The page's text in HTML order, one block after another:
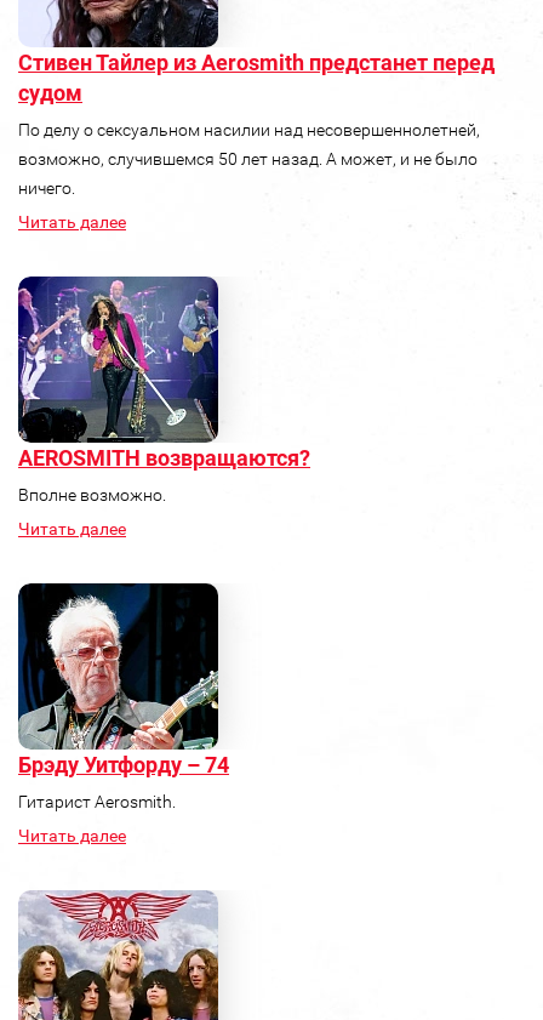
Стивен Тайлер из Aerosmith предстанет перед
судом
По делу о сексуальном насилии над несовершеннолетней,
возможно, случившемся 50 лет назад. А может, и не было
ничего.
Читать далее
AEROSMITH возвращаются?
Вполне возможно.
Читать далее
Брэду Уитфорду – 74
Гитарист Aerosmith.
Читать далее